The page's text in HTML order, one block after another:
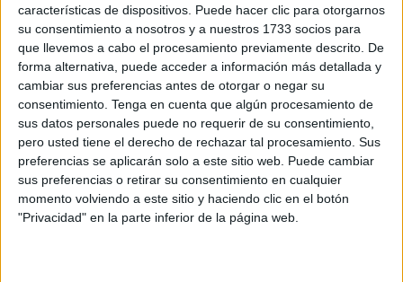
características de dispositivos. Puede hacer clic para otorgarnos
su consentimiento a nosotros y a nuestros 1733 socios para
que llevemos a cabo el procesamiento previamente descrito. De
forma alternativa, puede acceder a información más detallada y
cambiar sus preferencias antes de otorgar o negar su
consentimiento. Tenga en cuenta que algún procesamiento de
sus datos personales puede no requerir de su consentimiento,
pero usted tiene el derecho de rechazar tal procesamiento. Sus
preferencias se aplicarán solo a este sitio web. Puede cambiar
sus preferencias o retirar su consentimiento en cualquier
momento volviendo a este sitio y haciendo clic en el botón
"Privacidad" en la parte inferior de la página web.
Ha comentado que los afectados por esta situación
esperan que España y Marruecospuedan llegar a un
acuerdo para que puedan solucionar la situación de los
transfronterizos. “Nosotros no estamos exigiendo, ni
estamos pidiendo nada, son los mínimos derechos los que
estamos pidiendo. Si se pueden poner de acuerdo entre
ambos países porque ya estamos hartos de tanto esperar,
de tanta prórroga, de tanto decir que se va a abrir el mes
que viene, el otro mes, poneros en nuestro lugar, que lo